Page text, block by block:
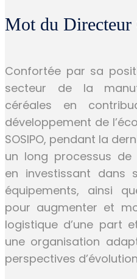
Mot du Directeur
Confortée par sa
secteur de la
céréales en
développement de
SOSIPO, pendant la
un long processus
en investissant dans
équipements, ainsi
pour augmenter et
logistique d’une part
une organisation
perspectives